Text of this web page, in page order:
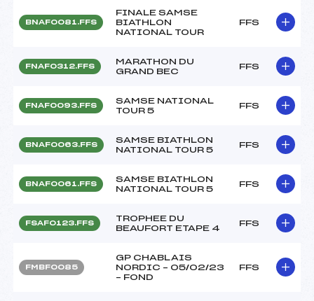
BNAF0081.FFS
FINALE SAMSE
BIATHLON
NATIONAL TOUR
FFS
FNAF0312.FFS
MARATHON DU
GRAND BEC
FFS
FNAF0093.FFS
SAMSE NATIONAL
TOUR 5
FFS
BNAF0063.FFS
SAMSE BIATHLON
NATIONAL TOUR 5
FFS
BNAF0061.FFS
SAMSE BIATHLON
NATIONAL TOUR 5
FFS
FSAF0123.FFS
TROPHEE DU
BEAUFORT ETAPE 4
FFS
FMBF0085
GP CHABLAIS
NORDIC – 05/02/23
– FOND
FFS